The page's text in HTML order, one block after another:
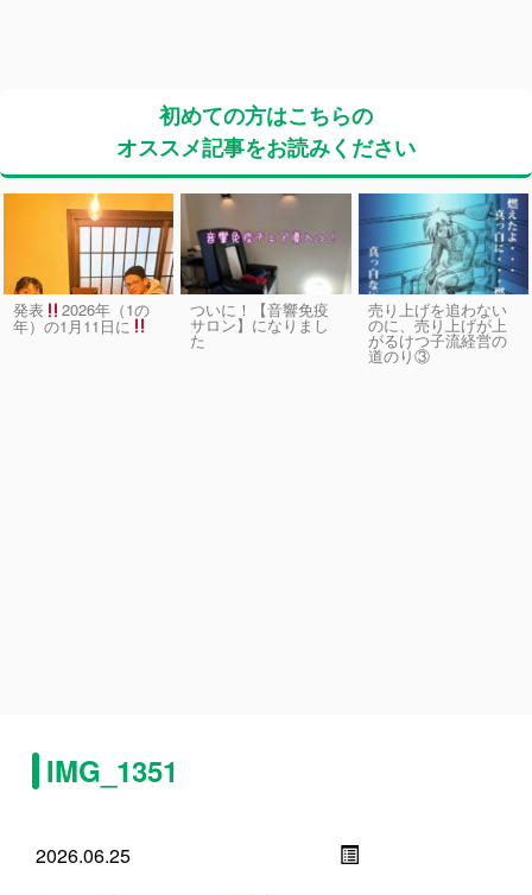
初めての方はこちらの
オススメ記事をお読みください
発表 2026年（1の
年）の1月11日に
ついに！【音響免疫
サロン】になりまし
た
売り上げを追わない
のに、売り上げが上
がるけつ子流経営の
道のり③
IMG_1351
2026.06.25